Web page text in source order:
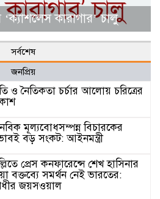
‘ক্যাশলেস কারাগার’ চালু
সর্বশেষ
জনপ্রিয়
ও নৈতিকতা চর্চার আলোয় চরিত্রের
মূল্যবোধসম্পন্ন বিচারকের
বড় সংকট: আইনমন্ত্রী
প্রেস কনফারেন্সে শেখ হাসিনার
বক্তব্যে সমর্থন নেই ভারতের:
জয়সওয়াল